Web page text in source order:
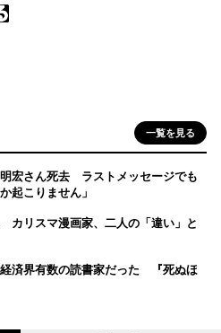
一覧を見る
宏さん死去 ラストメッセージでも
起こりません」
カリスマ漫画家、二人の「違い」と
済界有数の読書家だった 『死ぬほ